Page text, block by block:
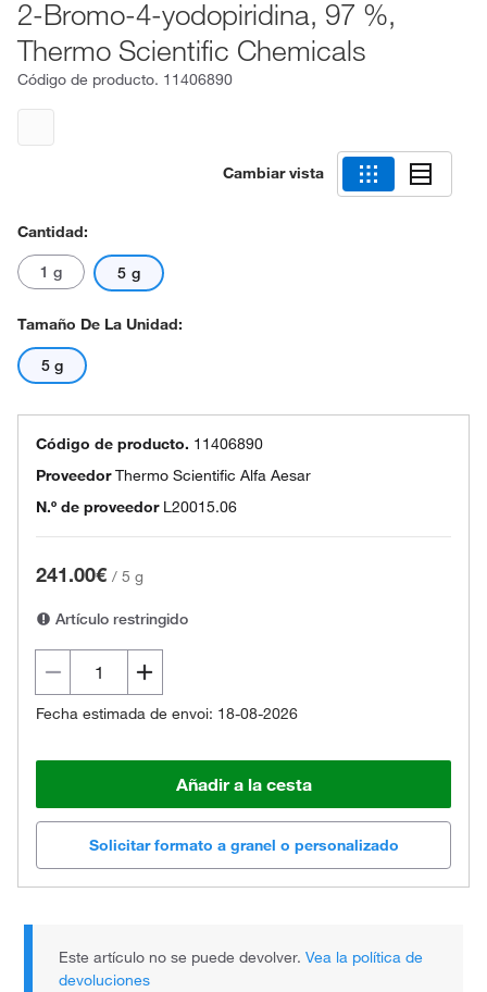
2-Bromo-4-yodopiridina, 97 %,
Thermo Scientific Chemicals
Código de producto. 11406890
Cambiar vista
Cantidad:
1 g 5 g
Tamaño De La Unidad:
5 g
Código de producto. 11406890
ProveedorThermo Scientific Alfa Aesar
N.º de proveedor L20015.06
241.00€ / 5 g
Artículo restringido
Fecha estimada de envoi: 18-08-2026
Añadir a la cesta
Solicitar formato a granel o personalizado
Este artículo no se puede devolver.Vea la política de
devoluciones